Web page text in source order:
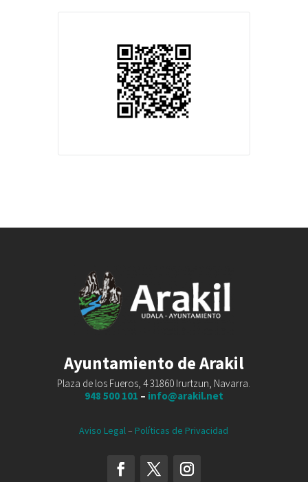
Ayuntamiento de Arakil
Plaza de los Fueros, 4 31860 Irurtzun, Navarra.
948 500 101 – info@arakil.net
Aviso Legal– Políticas de Privacidad